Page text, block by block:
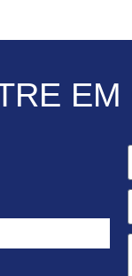
EM